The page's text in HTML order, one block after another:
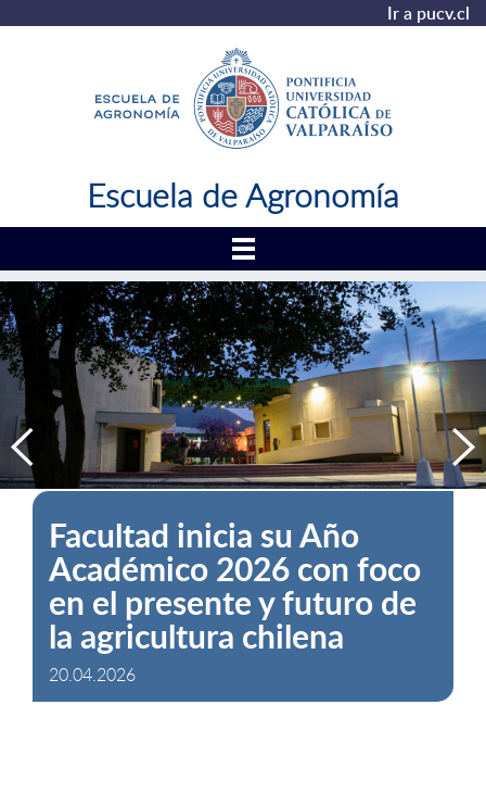
Ir a pucv.cl
Escuela de Agronomía
Agronomía PUCV reúne a
academia e industria en
curso internacional sobre
mejoramiento genético
ornamental
17.03.2026